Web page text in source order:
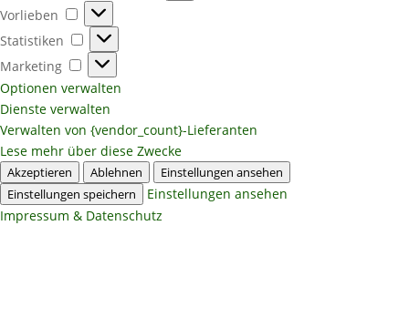
Vorlieben
Vorlieben
Statistiken
Statistiken
Marketing
Marketing
Optionen verwalten
Dienste verwalten
Verwalten von {vendor_count}-Lieferanten
Lese mehr über diese Zwecke
Akzeptieren Ablehnen
Einstellungen ansehen
Einstellungen speichern
Einstellungen ansehen
Impressum & Datenschutz